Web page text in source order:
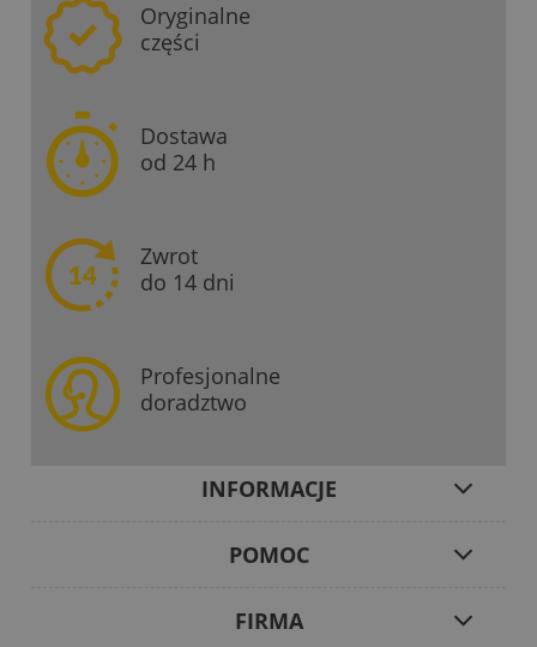
Oryginalne
części
Dostawa
od 24 h
Zwrot
do 14 dni
Profesjonalne
doradztwo
INFORMACJE
POMOC
FIRMA